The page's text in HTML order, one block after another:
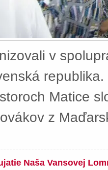
v
Matice
z
Naša Vansovej